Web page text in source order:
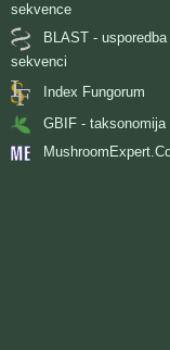
sekvence
BLAST - usporedba
sekvenci
Index Fungorum
GBIF - taksonomija